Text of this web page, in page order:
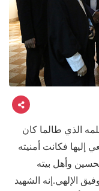
الذي طالما كان
إليها فكانت أمنيته
وأهل بيته
الإلهي.إنه الشهيد